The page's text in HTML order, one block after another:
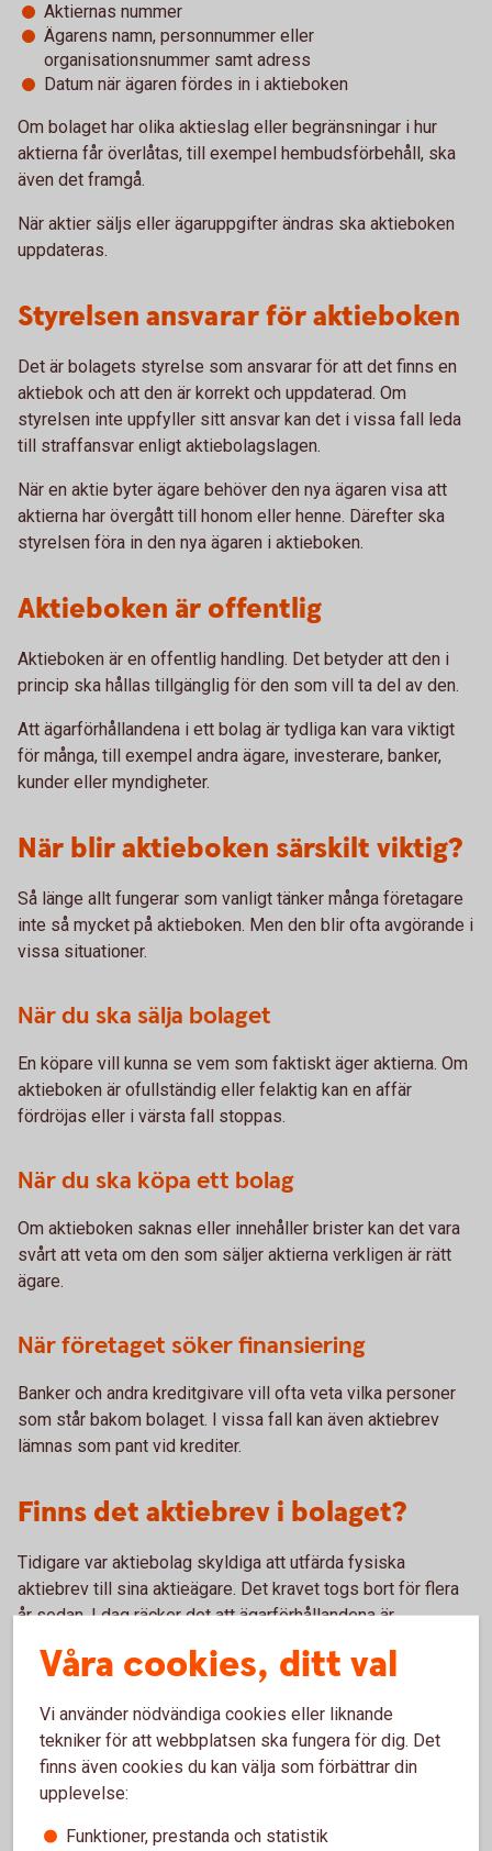
Aktiernas nummer
Ägarens namn, personnummer eller
organisationsnummer samt adress
Datum när ägaren fördes in i aktieboken
Om bolaget har olika aktieslag eller begränsningar i hur
aktierna får överlåtas, till exempel hembudsförbehåll, ska
även det framgå.
När aktier säljs eller ägaruppgifter ändras ska aktieboken
uppdateras.
Styrelsen ansvarar för aktieboken
Det är bolagets styrelse som ansvarar för att det finns en
aktiebok och att den är korrekt och uppdaterad. Om
styrelsen inte uppfyller sitt ansvar kan det i vissa fall leda
till straffansvar enligt aktiebolagslagen.
När en aktie byter ägare behöver den nya ägaren visa att
aktierna har övergått till honom eller henne. Därefter ska
styrelsen föra in den nya ägaren i aktieboken.
Aktieboken är offentlig
Aktieboken är en offentlig handling. Det betyder att den i
princip ska hållas tillgänglig för den som vill ta del av den.
Att ägarförhållandena i ett bolag är tydliga kan vara viktigt
för många, till exempel andra ägare, investerare, banker,
kunder eller myndigheter.
När blir aktieboken särskilt viktig?
Så länge allt fungerar som vanligt tänker många företagare
inte så mycket på aktieboken. Men den blir ofta avgörande i
vissa situationer.
När du ska sälja bolaget
En köpare vill kunna se vem som faktiskt äger aktierna. Om
aktieboken är ofullständig eller felaktig kan en affär
fördröjas eller i värsta fall stoppas.
När du ska köpa ett bolag
Om aktieboken saknas eller innehåller brister kan det vara
svårt att veta om den som säljer aktierna verkligen är rätt
ägare.
När företaget söker finansiering
Banker och andra kreditgivare vill ofta veta vilka personer
som står bakom bolaget. I vissa fall kan även aktiebrev
lämnas som pant vid krediter.
Finns det aktiebrev i bolaget?
Tidigare var aktiebolag skyldiga att utfärda fysiska
aktiebrev till sina aktieägare. Det kravet togs bort för flera
år sedan. I dag räcker det att ägarförhållandena är
Trots det finns fortfarande många bolag där aktiebrev har
utfärdats. En aktieägare kan också begära att få ett
aktiebrev som bevis på sitt innehav.
Ett aktiebrev är ett värdepapper, och den som innehar
brevet anses normalt vara ägare till aktien. Därför är det
viktigt att veta var eventuella aktiebrev finns.
Våra cookies, ditt val
Vi använder nödvändiga cookies eller liknande
tekniker för att webbplatsen ska fungera för dig. Det
finns även cookies du kan välja som förbättrar din
upplevelse:
Funktioner, prestanda och statistik